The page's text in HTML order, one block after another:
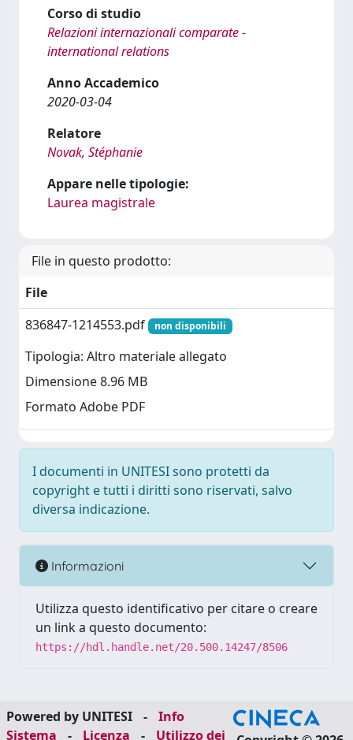
Corso di studio
Relazioni internazionali comparate -
international relations
Anno Accademico
2020-03-04
Relatore
Novak, Stéphanie
Appare nelle tipologie:
Laurea magistrale
File in questo prodotto:
File
836847-1214553.pdf
non disponibili
Tipologia: Altro materiale allegato
Dimensione 8.96 MB
Formato Adobe PDF
I documenti in UNITESI sono protetti da
copyright e tutti i diritti sono riservati, salvo
diversa indicazione.
Informazioni
Utilizza questo identificativo per citare o creare
un link a questo documento:
https://hdl.handle.net/20.500.14247/8506
Powered by UNITESI -
Info
Sistema
- Licenza - Utilizzo dei